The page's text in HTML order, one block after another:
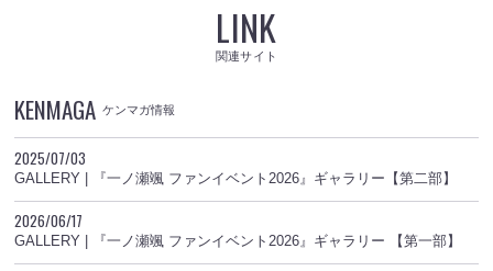
LINK
関連サイト
KENMAGA ケンマガ情報
2025/07/03
GALLERY | 『一ノ瀬颯 ファンイベント2026』ギャラリー【第二部】
2026/06/17
GALLERY | 『一ノ瀬颯 ファンイベント2026』ギャラリー 【第一部】